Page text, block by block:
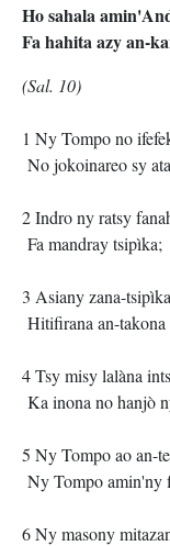
Ho sahala
Fa hahita azy an-
(Sal. 10)
1 Ny Tompo no
No jokoinareo sy
2 Indro ny ratsy
Fa mandray tsipìka;
3 Asiany zana-
Hitifirana an-
4 Tsy misy lalàna
Ka inona no hanjò
5 Ny Tompo ao an-
Ny Tompo amin'ny
6 Ny masony